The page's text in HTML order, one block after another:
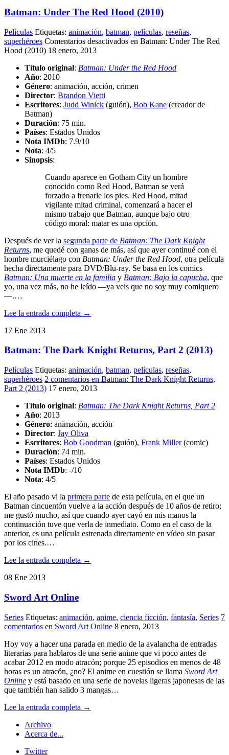
Batman: Under The Red Hood (2010)
Películas Etiquetas: animación, batman, películas, reseñas,
superhéroes Comentarios desactivados en Batman: Under The Red
Hood (2010) 18 enero, 2013
Título original: Batman: Under the Red Hood
Año: 2010
Género: animación, acción, crimen
Director: Brandon Vietti
Escritores: Judd Winick (guión), Bob Kane (creador de
Batman)
Duración: 75 min.
Países: Estados Unidos
Nota IMDb: 7.9/10
Nota: 4/5
Sinopsis:
Cuando aparece en Gotham City un hombre
conocido como Red Hood, Batman se verá
forzado a frenarle los pies. Red Hood, mitad
vigilante mitad criminal, comenzará a hacer el
mismo trabajo que Batman, aunque bajo otro
código moral: matar es una opción.
Después de ver la segunda parte de Batman: The Dark Knight
Returns, me quedé con ganas de más, así que ayer continué con el
hombre murciélago con Batman: Under the Red Hood, otra película
hecha directamente para DVD/Blu-ray. Se basa en los comics
Batman: Una muerte en la familia y Batman: Bajo la capucha, que
yo, una vez más, no he leído —ya veis que no soy muy comiquero
—.…
Lee la entrada completa →
17 Ene 2013
Batman: The Dark Knight Returns, Part 2 (2013)
Películas Etiquetas: animación, batman, películas, reseñas,
superhéroes 2 comentarios en Batman: The Dark Knight Returns,
Part 2 (2013) 17 enero, 2013
Título original: Batman: The Dark Knight Returns, Part 2
Año: 2013
Género: animación, acción
Director: Jay Oliva
Escritores: Bob Goodman (guión), Frank Miller(comic)
Duración: 74 min.
Países: Estados Unidos
Nota IMDb: -/10
Nota: 4/5
El año pasado vi la primera parte de esta película, en el que un
Batman cincuentón vuelve a la acción después de 10 años de retiro;
me gustó mucho, así que cuando ayer cayó en mis manos la
continuación tuve que verla de inmediato. Como en el caso de la
anterior, es una película estrenada directamente en vídeo sin pasar
por los cines.…
Lee la entrada completa →
08 Ene 2013
Sword Art Online
Series Etiquetas: animación, anime, ciencia ficción, fantasía, Series 7
comentarios en Sword Art Online 8 enero, 2013
Hoy voy a hacer una parada en medio de la avalancha de entradas
literarias para hablaros de una serie anime que vi poco antes de
acabar 2012 en modo atracón; porque 25 episodios en menos de 48
horas es un atracón, ¿no? El anime en cuestión se llama Sword Art
Online y está basado en una serie de novelas ligeras japonesas de las
que también han salido 3 mangas…
Lee la entrada completa →
Archivo
Acerca de...
Twitter